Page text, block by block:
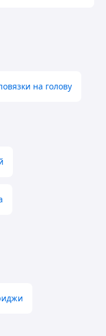
на голову